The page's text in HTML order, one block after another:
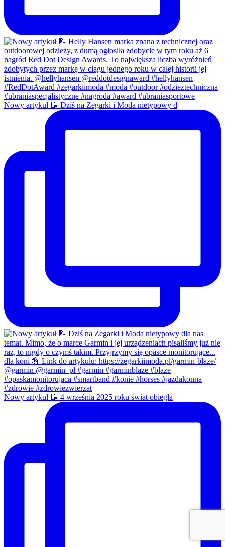
Nowy artykuł 📝 Dziś na Zegarki i Moda nietypowy d
Nowy artykuł 📝 4 września 2025 roku świat obiegła